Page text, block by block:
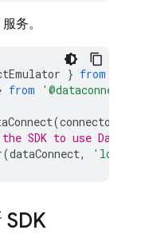
服务。
} from
from '@dataconnect/
(
SDK to use Data
(dataConnect,